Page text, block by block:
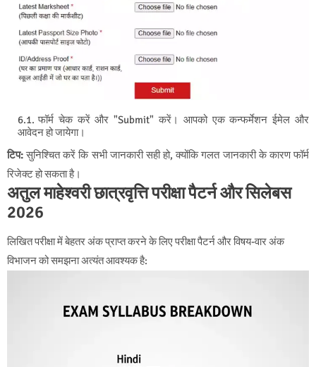
फॉर्म चेक करें और "Submit" करें। आपको एक कन्फर्मेशन ईमेल और
आवेदन हो जायेगा।
टिप:सुनिश्चित करें कि सभी जानकारी सही हो, क्योंकि गलत जानकारी के कारण फॉर्म
रिजेक्ट हो सकता है।
अतुल माहेश्वरी छात्रवृत्ति परीक्षा पैटर्न और सिलेबस
2026
लिखित परीक्षा में बेहतर अंक प्राप्त करने के लिए परीक्षा पैटर्न और विषय-वार अंक
विभाजन को समझना अत्यंत आवश्यक है: